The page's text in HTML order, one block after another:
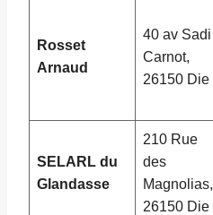
Rosset
Arnaud
40 av Sadi
Carnot,
26150 Die
SELARL du
Glandasse
210 Rue
des
Magnolias,
26150 Die